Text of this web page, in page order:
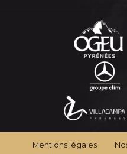
Mentions légales